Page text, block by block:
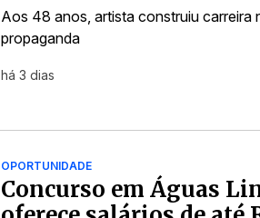
Aos 48 anos, artista construiu carreira
propaganda
há 3 dias
OPORTUNIDADE
Concurso em Águas